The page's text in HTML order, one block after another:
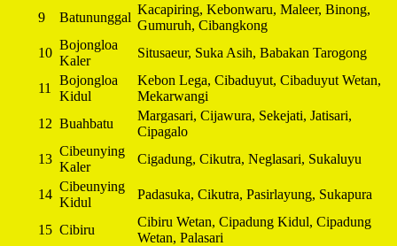
9 Batununggal
Kacapiring, Kebonwaru, Maleer, Binong,
Gumuruh, Cibangkong
10
Bojongloa
Kaler
Situsaeur, Suka Asih, Babakan Tarogong
11
Bojongloa
Kidul
Kebon Lega, Cibaduyut, Cibaduyut Wetan,
Mekarwangi
12 Buahbatu
Margasari, Cijawura, Sekejati, Jatisari,
Cipagalo
13
Cibeunying
Kaler
Cigadung, Cikutra, Neglasari, Sukaluyu
14
Cibeunying
Kidul
Padasuka, Cikutra, Pasirlayung, Sukapura
15 Cibiru
Cibiru Wetan, Cipadung Kidul, Cipadung
Wetan, Palasari